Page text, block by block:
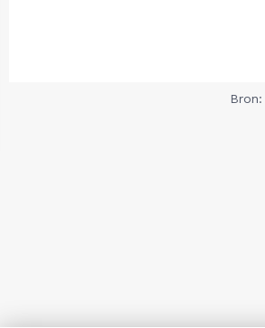
Bron: